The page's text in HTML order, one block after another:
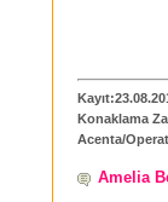
Konaklama
Acenta/
Amelia